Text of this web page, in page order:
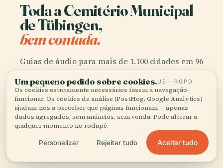
Toda a Cemitério Municipal
de Tübingen,
bem contada.
Guias de áudio para mais de 1.100 cidades em 96
países. História, relatos e conhecimento local —
disponíveis offline.
Transferir a app
Junte-se a mais de 50 mil viajantes
Um pequeno pedido sobre cookies.UE · RGPD
Os cookies estritamente necessários fazem a navegação
funcionar. Os cookies de análise (PostHog, Google Analytics)
ajudam-nos a perceber que páginas funcionam — apenas
dados agregados, sem anúncios, sem venda. Pode alterar a
qualquer momento no rodapé.
Personalizar Rejeitar tudo Aceitar tudo